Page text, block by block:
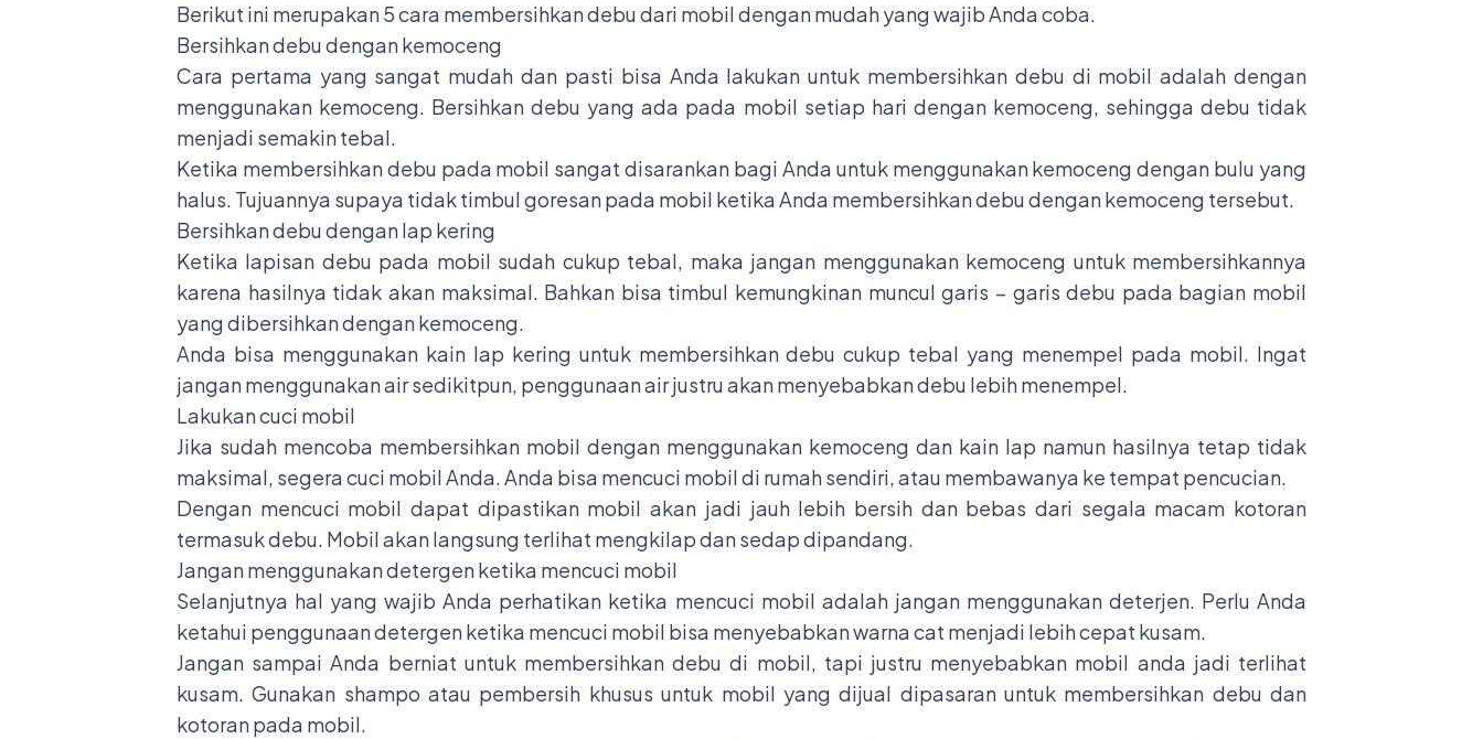
Berikut ini merupakan 5 cara membersihkan debu dari mobil dengan mudah yang wajib Anda coba.
Bersihkan debu dengan kemoceng
Cara pertama yang sangat mudah dan pasti bisa Anda lakukan untuk membersihkan debu di mobil adalah dengan
menggunakan kemoceng. Bersihkan debu yang ada pada mobil setiap hari dengan kemoceng, sehingga debu tidak
menjadi semakin tebal.
Ketika membersihkan debu pada mobil sangat disarankan bagi Anda untuk menggunakan kemoceng dengan bulu yang
halus. Tujuannya supaya tidak timbulgoresan pada mobil ketika Anda membersihkan debu dengan kemoceng tersebut.
Bersihkan debu dengan lap kering
Ketika lapisan debu pada mobil sudah cukup tebal, maka jangan menggunakan kemoceng untuk membersihkannya
karena hasilnya tidak akan maksimal. Bahkan bisa timbul kemungkinan muncul garis – garis debu pada bagian mobil
yang dibersihkan dengan kemoceng.
Anda bisa menggunakan kain lap kering untuk membersihkan debu cukup tebal yang menempel pada mobil. Ingat
jangan menggunakan air sedikitpun, penggunaan air justru akan menyebabkan debu lebih menempel.
Lakukan cuci mobil
Jika sudah mencoba membersihkan mobil dengan menggunakan kemoceng dan kain lap namun hasilnya tetap tidak
maksimal, segera cuci mobil Anda. Anda bisa mencuci mobil di rumah sendiri, atau membawanya ke tempat pencucian.
Dengan mencuci mobil dapat dipastikan mobil akan jadi jauh lebih bersih dan bebas dari segala macam kotoran
termasuk debu. Mobil akan langsung terlihat mengkilap dan sedap dipandang.
Jangan menggunakan detergen ketika mencuci mobil
Selanjutnya hal yang wajib Anda perhatikan ketika mencuci mobil adalah jangan menggunakan deterjen. Perlu Anda
ketahui penggunaan detergen ketika mencuci mobil bisa menyebabkanwarna cat menjadi lebih cepat kusam.
Jangan sampai Anda berniat untuk membersihkan debu di mobil, tapi justru menyebabkan mobil anda jadi terlihat
kusam. Gunakan shampo atau pembersih khusus untuk mobil yang dijual dipasaran untuk membersihkan debu dan
kotoran pada mobil.